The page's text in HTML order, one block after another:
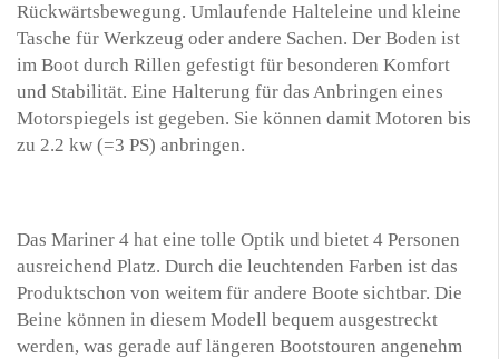
Rückwärtsbewegung. Umlaufende Halteleine und kleine
Tasche für Werkzeug oder andere Sachen. Der Boden ist
im Boot durch Rillen gefestigt für besonderen Komfort
und Stabilität. Eine Halterung für das Anbringen eines
Motorspiegels ist gegeben. Sie können damit Motoren bis
zu 2.2 kw (=3 PS) anbringen.
Das Mariner 4 hat eine tolle Optik und bietet 4 Personen
ausreichend Platz. Durch die leuchtenden Farben ist das
Produktschon von weitem für andere Boote sichtbar. Die
Beine können in diesem Modell bequem ausgestreckt
werden, was gerade auf längeren Bootstouren angenehm